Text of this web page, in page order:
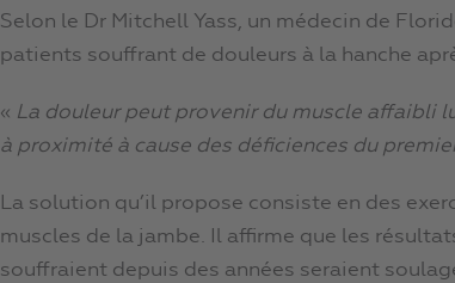
Selon le Dr Mitchell Yass, un médecin de
patients souffrant de douleurs à la hanche
« La douleur peut provenir du muscle affaibli
à proximité à cause des déficiences du
La solution qu’il propose consiste en des
muscles de la jambe. Il affirme que les
souffraient depuis des années seraient